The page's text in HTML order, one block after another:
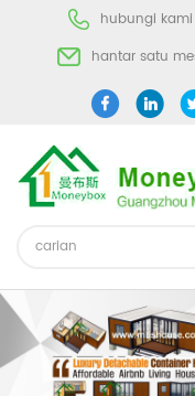
hubungi
hantar satu